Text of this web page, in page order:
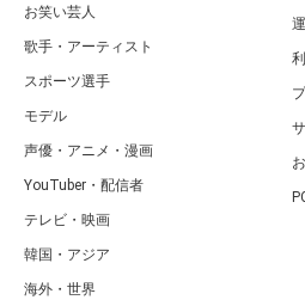
お笑い芸人
歌手・アーティスト
スポーツ選手
モデル
声優・アニメ・漫画
YouTuber・配信者
テレビ・映画
韓国・アジア
海外・世界